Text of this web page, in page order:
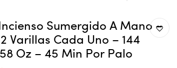
Sumergido A Mano –
Varillas Cada Uno – 144
Oz – 45 Min Por Palo